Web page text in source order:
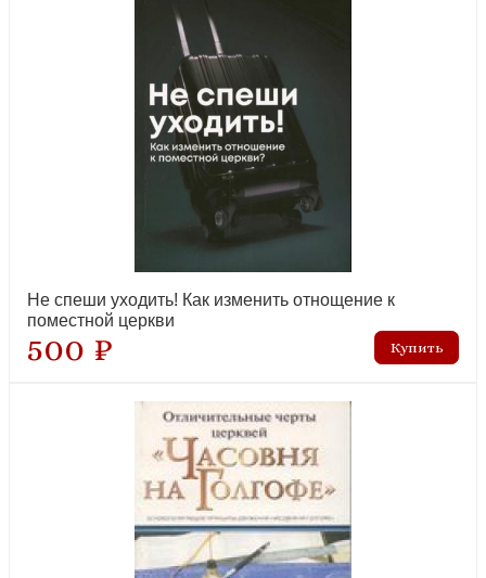
Не спеши уходить! Как изменить отнощение к
поместной церкви
500 ₽